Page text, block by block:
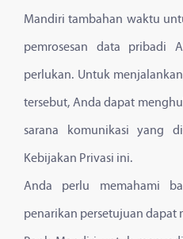
Mandiri tambahan waktu
pemrosesan data pribadi
perlukan. Untuk
tersebut, Anda dapat
sarana komunikasi yang
Kebijakan Privasi ini.
Anda perlu memahami
penarikan persetujuan dapat